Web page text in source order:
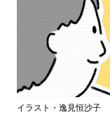
イラスト・逸見恒沙子